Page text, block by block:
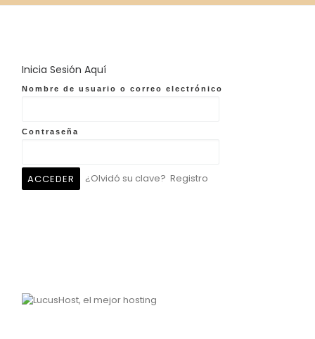
Inicia Sesión Aquí
Nombre de usuario o correo electrónico
Contraseña
¿Olvidó su clave? Registro